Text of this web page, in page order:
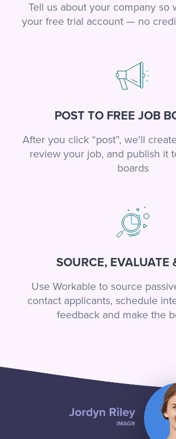
Tell us about your company so
your free trial account — no
POST TO FREE JOB
After you click “post”, we'll
review your job, and publish it
boards
SOURCE, EVALUATE
Use Workable to source
contact applicants, schedule
feedback and make the